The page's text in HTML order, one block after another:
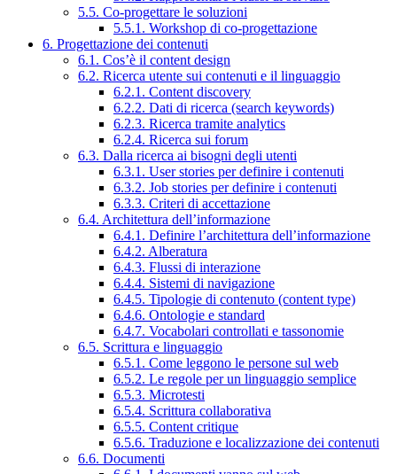
5.5. Co-progettare le soluzioni
5.5.1. Workshop di co-progettazione
6. Progettazione dei contenuti
6.1. Cos’è il content design
6.2. Ricerca utente sui contenuti e il linguaggio
6.2.1. Content discovery
6.2.2. Dati di ricerca (search keywords)
6.2.3. Ricerca tramite analytics
6.2.4. Ricerca sui forum
6.3. Dalla ricerca ai bisogni degli utenti
6.3.1. User stories per definire i contenuti
6.3.2. Job stories per definire i contenuti
6.3.3. Criteri di accettazione
6.4. Architettura dell’informazione
6.4.1. Definire l’architettura dell’informazione
6.4.2. Alberatura
6.4.3. Flussi di interazione
6.4.4. Sistemi di navigazione
6.4.5. Tipologie di contenuto (content type)
6.4.6. Ontologie e standard
6.4.7. Vocabolari controllati e tassonomie
6.5. Scrittura e linguaggio
6.5.1. Come leggono le persone sul web
6.5.2. Le regole per un linguaggio semplice
6.5.3. Microtesti
6.5.4. Scrittura collaborativa
6.5.5. Content critique
6.5.6. Traduzione e localizzazione dei contenuti
6.6. Documenti